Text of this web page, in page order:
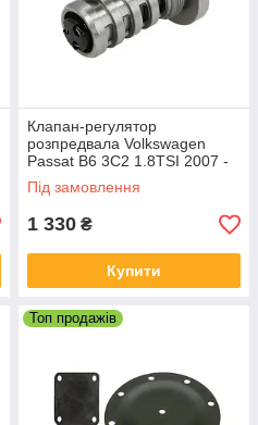
Клапан-регулятор
розпредвала Volkswagen
Passat B6 3C2 1.8TSI 2007 -
2010
Під замовлення
1 330 ₴
Купити
Топ продажів